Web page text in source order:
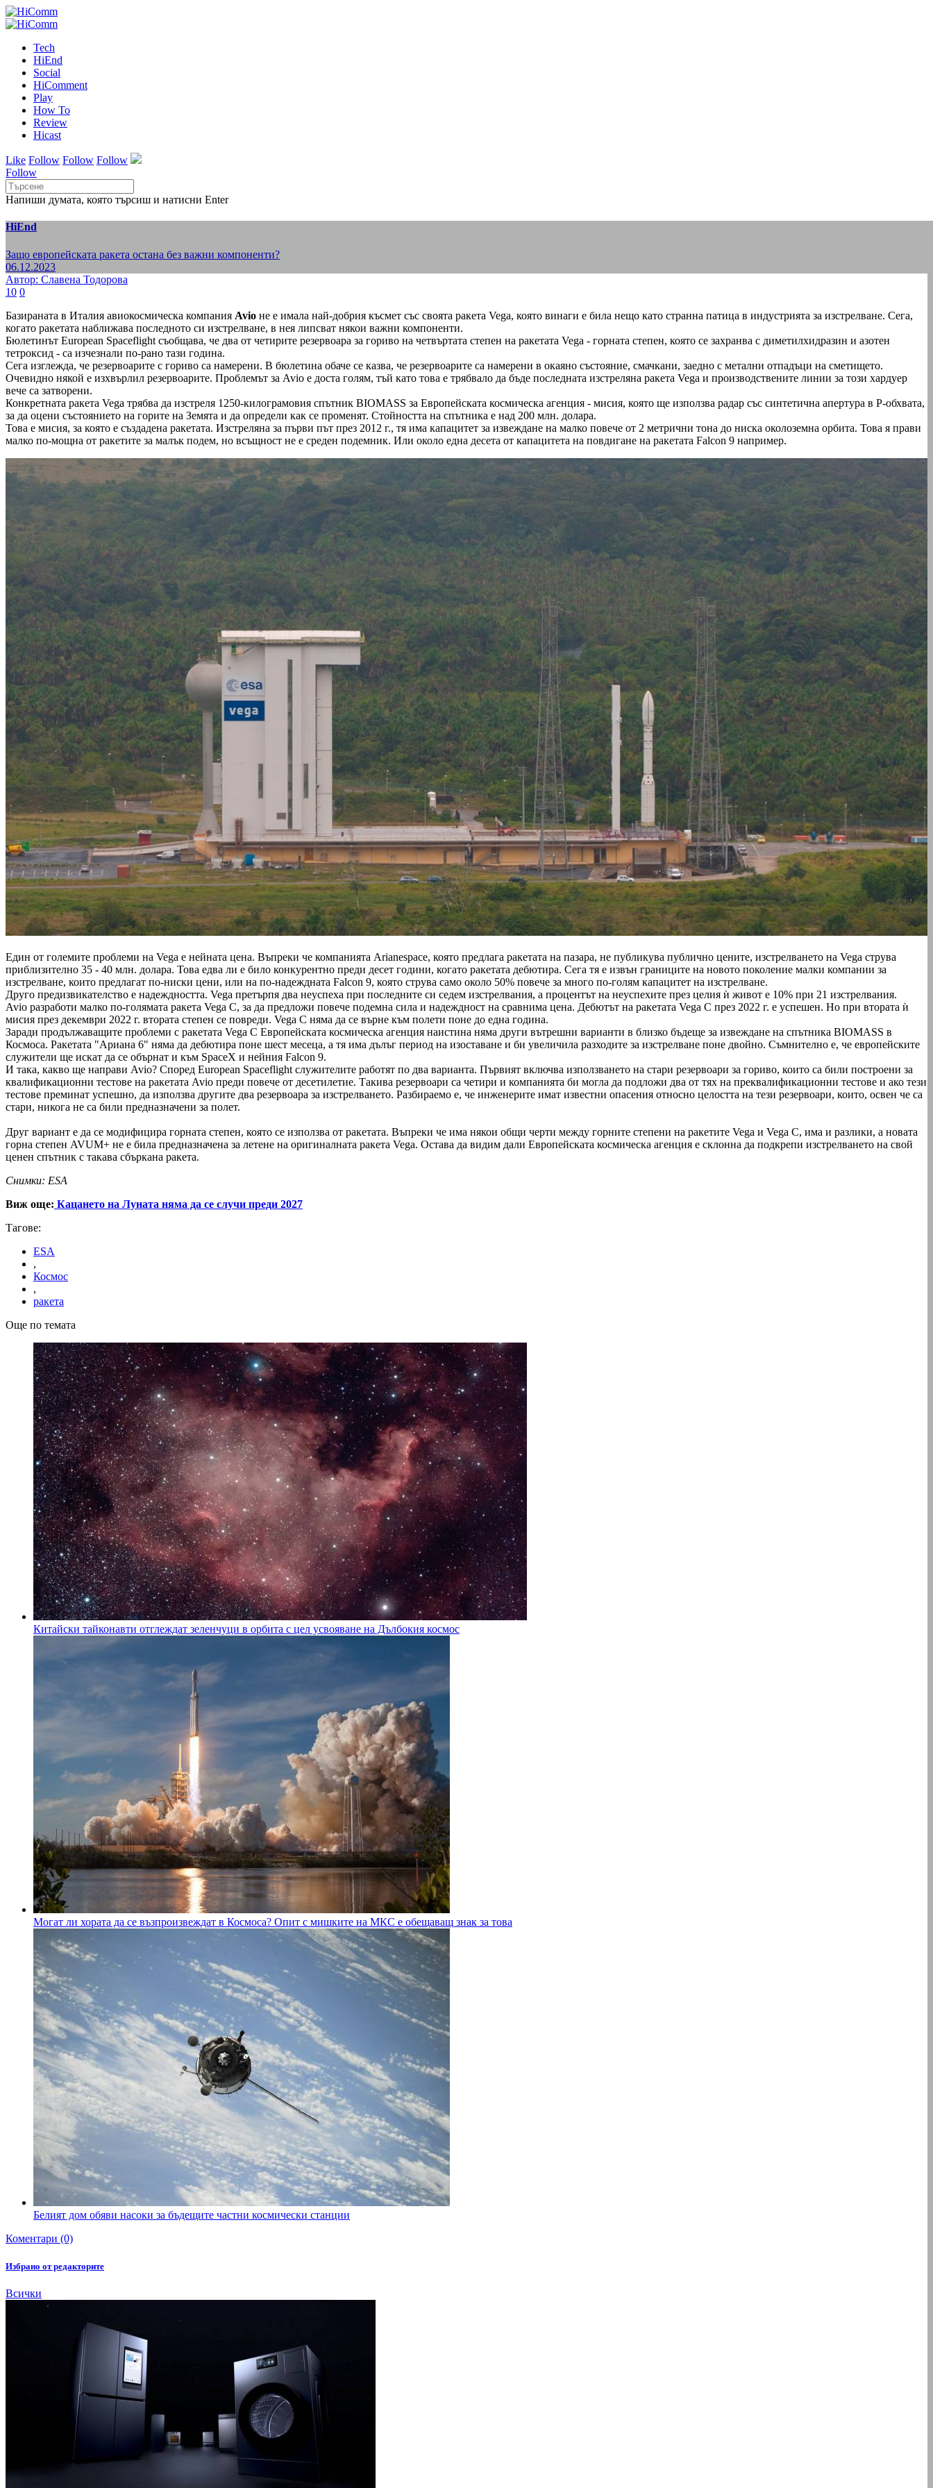
Tech
HiEnd
Social
HiComment
Play
How To
Review
Hicast
Like Follow Follow Follow
Follow
Напиши думата, която търсиш и натисни Enter
HiEnd
Защо европейската ракета остана без важни компоненти?
06.12.2023
Автор: Славена Тодорова
10 0
Базираната в Италия авиокосмическа компания Avio не е имала най-добрия късмет със своята ракета Vega, която винаги е била нещо като странна патица в индустрията за изстрелване. Сега,
когато ракетата наближава последното си изстрелване, в нея липсват някои важни компоненти.
Бюлетинът European Spaceflight съобщава, че два от четирите резервоара за гориво на четвъртата степен на ракетата Vega - горната степен, която се захранва с диметилхидразин и азотен
тетроксид - са изчезнали по-рано тази година.
Сега изглежда, че резервоарите с гориво са намерени. В бюлетина обаче се казва, че резервоарите са намерени в окаяно състояние, смачкани, заедно с метални отпадъци на сметището.
Очевидно някой е изхвърлил резервоарите. Проблемът за Avio е доста голям, тъй като това е трябвало да бъде последната изстреляна ракета Vega и производствените линии за този хардуер
вече са затворени.
Конкретната ракета Vega трябва да изстреля 1250-килограмовия спътник BIOMASS за Европейската космическа агенция - мисия, която ще използва радар със синтетична апертура в P-обхвата,
за да оцени състоянието на горите на Земята и да определи как се променят. Стойността на спътника е над 200 млн. долара.
Това е мисия, за която е създадена ракетата. Изстреляна за първи път през 2012 г., тя има капацитет за извеждане на малко повече от 2 метрични тона до ниска околоземна орбита. Това я прави
малко по-мощна от ракетите за малък подем, но всъщност не е среден подемник. Или около една десета от капацитета на повдигане на ракетата Falcon 9 например.
Един от големите проблеми на Vega е нейната цена. Въпреки че компанията Arianespace, която предлага ракетата на пазара, не публикува публично цените, изстрелването на Vega струва
приблизително 35 - 40 млн. долара. Това едва ли е било конкурентно преди десет години, когато ракетата дебютира. Сега тя е извън границите на новото поколение малки компании за
изстрелване, които предлагат по-ниски цени, или на по-надеждната Falcon 9, която струва само около 50% повече за много по-голям капацитет на изстрелване.
Друго предизвикателство е надеждността. Vega претърпя два неуспеха при последните си седем изстрелвания, а процентът на неуспехите през целия ѝ живот е 10% при 21 изстрелвания.
Avio разработи малко по-голямата ракета Vega C, за да предложи повече подемна сила и надеждност на сравнима цена. Дебютът на ракетата Vega C през 2022 г. е успешен. Но при втората ѝ
мисия през декември 2022 г. втората степен се повреди. Vega C няма да се върне към полети поне до една година.
Заради продължаващите проблеми с ракетата Vega C Европейската космическа агенция наистина няма други вътрешни варианти в близко бъдеще за извеждане на спътника BIOMASS в
Космоса. Ракетата "Ариана 6" няма да дебютира поне шест месеца, а тя има дълъг период на изоставане и би увеличила разходите за изстрелване поне двойно. Съмнително е, че европейските
служители ще искат да се обърнат и към SpaceX и нейния Falcon 9.
И така, какво ще направи Avio? Според European Spaceflight служителите работят по два варианта. Първият включва използването на стари резервоари за гориво, които са били построени за
квалификационни тестове на ракетата Avio преди повече от десетилетие. Такива резервоари са четири и компанията би могла да подложи два от тях на преквалификационни тестове и ако тези
тестове преминат успешно, да използва другите два резервоара за изстрелването. Разбираемо е, че инженерите имат известни опасения относно целостта на тези резервоари, които, освен че са
стари, никога не са били предназначени за полет.
Друг вариант е да се модифицира горната степен, която се използва от ракетата. Въпреки че има някои общи черти между горните степени на ракетите Vega и Vega C, има и разлики, а новата
горна степен AVUM+ не е била предназначена за летене на оригиналната ракета Vega. Остава да видим дали Европейската космическа агенция е склонна да подкрепи изстрелването на свой
ценен спътник с такава сбъркана ракета.
Снимки: ESA
Виж още: Кацането на Луната няма да се случи преди 2027
Тагове:
ESA
,
Космос
,
ракета
Още по темата
Китайски тайконавти отглеждат зеленчуци в орбита с цел усвояване на Дълбокия космос
Могат ли хората да се възпроизвеждат в Космоса? Опит с мишките на МКС е обещаващ знак за това
Белият дом обяви насоки за бъдещите частни космически станции
Коментари (0)
Избрано от редакторите
Всички